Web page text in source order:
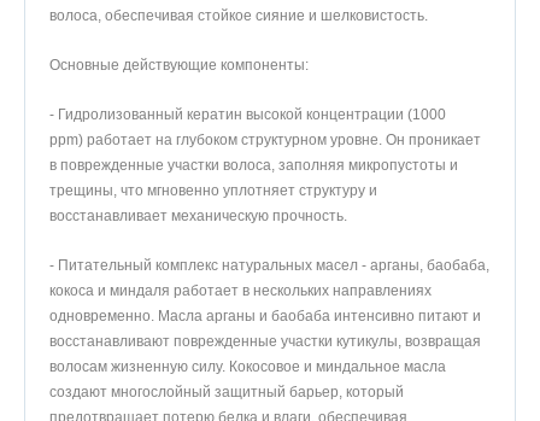
волоса, обеспечивая стойкое сияние и шелковистость.
Основные действующие компоненты:
- Гидролизованный кератин высокой концентрации (1000
ppm) работает на глубоком структурном уровне. Он проникает
в поврежденные участки волоса, заполняя микропустоты и
трещины, что мгновенно уплотняет структуру и
восстанавливает механическую прочность.
- Питательный комплекс натуральных масел - арганы, баобаба,
кокоса и миндаля работает в нескольких направлениях
одновременно. Масла арганы и баобаба интенсивно питают и
восстанавливают поврежденные участки кутикулы, возвращая
волосам жизненную силу. Кокосовое и миндальное масла
создают многослойный защитный барьер, который
предотвращает потерю белка и влаги, обеспечивая